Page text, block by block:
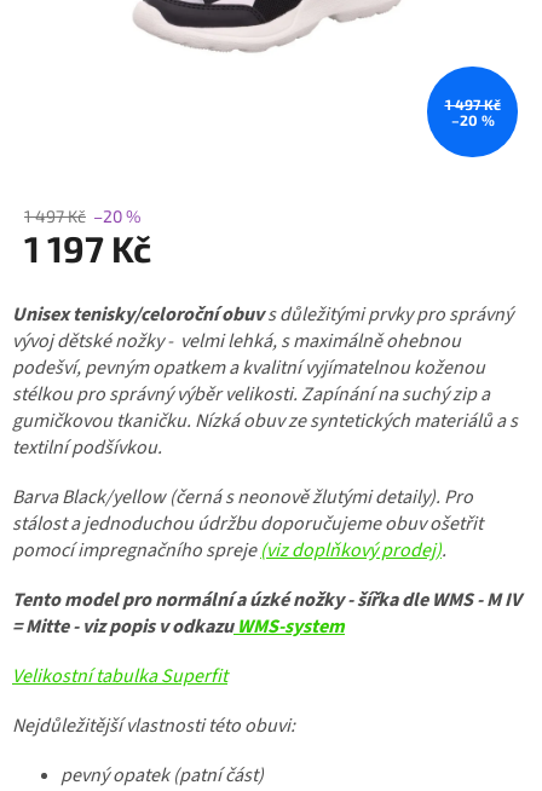
1 497 Kč
–20 %
1 497 Kč –20 %
1 197 Kč
cena:
Unisex tenisky/celoroční obuvs důležitými prvky pro správný
vývoj dětské nožky - velmi lehká, s maximálně ohebnou
podešví, pevným opatkem a kvalitní vyjímatelnou koženou
stélkou pro správný výběr velikosti. Zapínání na suchý zip a
gumičkovou tkaničku. Nízká obuv ze syntetických materiálů a s
textilní podšívkou.
Barva Black/yellow (černá s neonově žlutými detaily). Pro
stálost a jednoduchou údržbu doporučujeme obuv ošetřit
pomocí impregnačního spreje(viz doplňkový prodej).
Tento model pro normální a úzké nožky - šířka dle WMS - M IV
= Mitte - viz popis v odkazuWMS-system
Velikostní tabulka Superfit
Nejdůležitější vlastnosti této obuvi:
pevný opatek (patní část)